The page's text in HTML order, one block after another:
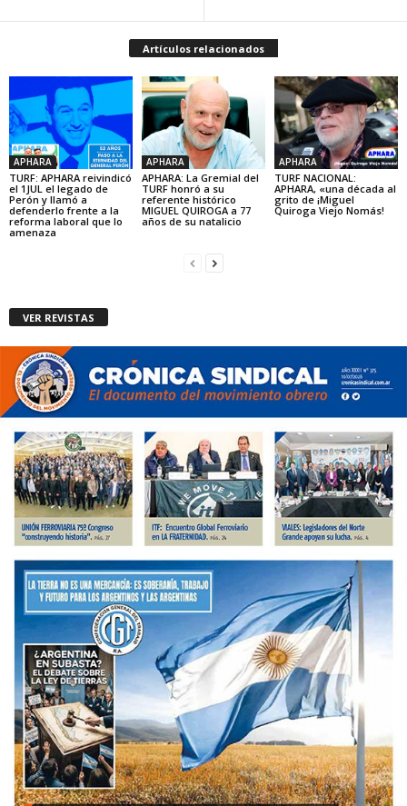
Artículos relacionados
APHARA
TURF: APHARA reivindicó
el 1JUL el legado de
Perón y llamó a
defenderlo frente a la
reforma laboral que lo
amenaza
APHARA
APHARA: La Gremial del
TURF honró a su
referente histórico
MIGUEL QUIROGA a 77
años de su natalicio
APHARA
TURF NACIONAL:
APHARA, «una década al
grito de ¡Miguel
Quiroga Viejo Nomás!
VER REVISTAS